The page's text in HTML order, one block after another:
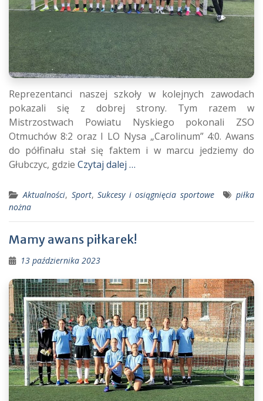
Reprezentanci naszej szkoły w kolejnych zawodach
pokazali się z dobrej strony. Tym razem w
Mistrzostwach Powiatu Nyskiego pokonali ZSO
Otmuchów 8:2 oraz I LO Nysa „Carolinum” 4:0. Awans
do półfinału stał się faktem i w marcu jedziemy do
Głubczyc, gdzie Czytaj dalej …
Aktualności, Sport,Sukcesy i osiągnięcia sportowe
piłka
nożna
Mamy awans piłkarek!
13 października 2023